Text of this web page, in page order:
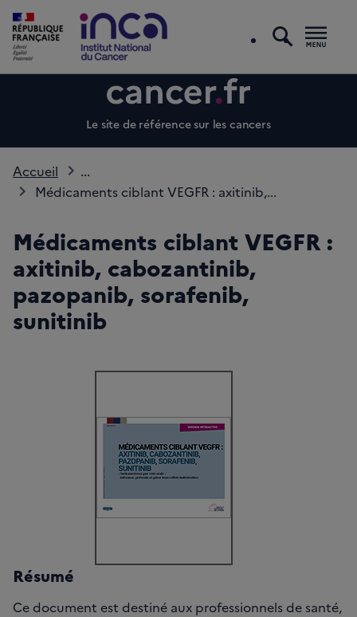
Le site de référence sur les cancers
Accueil
...
Médicaments ciblant VEGFR : axitinib,...
Médicaments ciblant VEGFR :
axitinib, cabozantinib,
pazopanib, sorafenib,
sunitinib
Résumé
Ce document est destiné aux professionnels de santé,